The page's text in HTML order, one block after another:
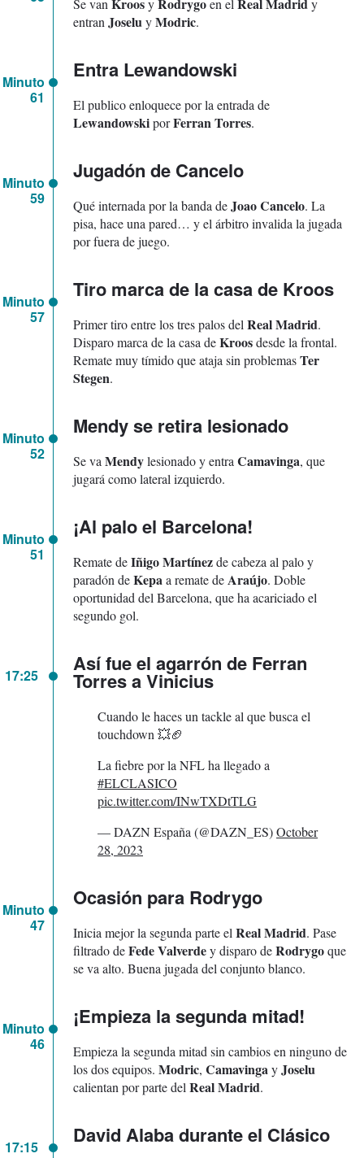
Se vanKroosyRodrygoen elReal Madridy
entranJoseluyModric.
Minuto
61
Entra Lewandowski
El publico enloquece por la entrada de
LewandowskiporFerran Torres.
Minuto
59
Jugadón de Cancelo
Qué internada por la banda deJoao Cancelo. La
pisa, hace una pared… y el árbitro invalida la jugada
por fuera de juego.
Minuto
57
Tiro marca de la casa de Kroos
Primer tiro entre los tres palos delReal Madrid.
Disparo marca de la casa deKroosdesde la frontal.
Remate muy tímido que ataja sin problemasTer
Stegen.
Minuto
52
Mendy se retira lesionado
Se vaMendylesionado y entraCamavinga, que
jugará como lateral izquierdo.
Minuto
51
¡Al palo el Barcelona!
Remate deIñigo Martínezde cabeza al palo y
paradón deKepaa remate deAraújo. Doble
oportunidad del Barcelona, que ha acariciado el
segundo gol.
17:25 Así fue el agarrón de Ferran
Torres a Vinicius
Cuando le haces un tackle al que busca el
touchdown 💥🏈
La fiebre por la NFL ha llegado a
#ELCLASICO
pic.twitter.com/INwTXDtTLG
— DAZN España (@DAZN_ES)October
28, 2023
Minuto
47
Ocasión para Rodrygo
Inicia mejor la segunda parte elReal Madrid. Pase
filtrado deFede Valverdey disparo deRodrygoque
se va alto. Buena jugada del conjunto blanco.
Minuto
46
¡Empieza la segunda mitad!
Empieza la segunda mitad sin cambios en ninguno de
los dos equipos. Modric, CamavingayJoselu
calientan por parte delReal Madrid.
17:15 David Alaba durante el Clásico